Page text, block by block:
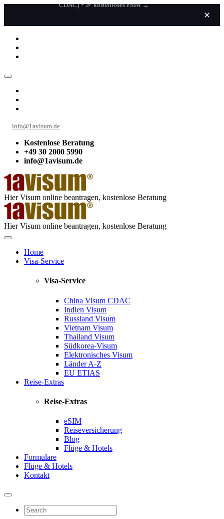
info@1avisum.de
Kostenlose Beratung
+49 30 2000 5990
info@1avisum.de
Hier Visum online beantragen, kostenlose Beratung
Hier Visum online beantragen, kostenlose Beratung
Home
Visa-Service
Visa-Service
China Visum CDAC
Indien Visum
Russland Visum
Vietnam Visum
Thailand Visum
Südkorea-Visum
Elektronisches Visum
Länder A-Z
EU ETIAS
Reise-Extras
Reise-Extras
eSIM
Reiseversicherung
Blog
Flüge & Hotels
Formulare
Flüge & Hotels
Kontakt